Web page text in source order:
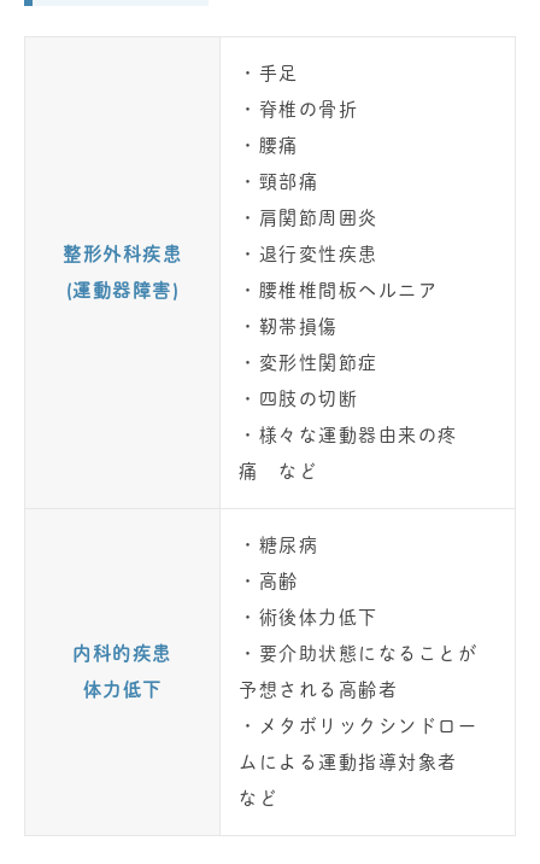
整形外科疾患
(運動器障害)
・手足
・脊椎の骨折
・腰痛
・頸部痛
・肩関節周囲炎
・退行変性疾患
・腰椎椎間板ヘルニア
・靭帯損傷
・変形性関節症
・四肢の切断
・様々な運動器由来の疼
痛 など
内科的疾患
体力低下
・糖尿病
・高齢
・術後体力低下
・要介助状態になることが
予想される高齢者
・メタボリックシンドロー
ムによる運動指導対象者
など